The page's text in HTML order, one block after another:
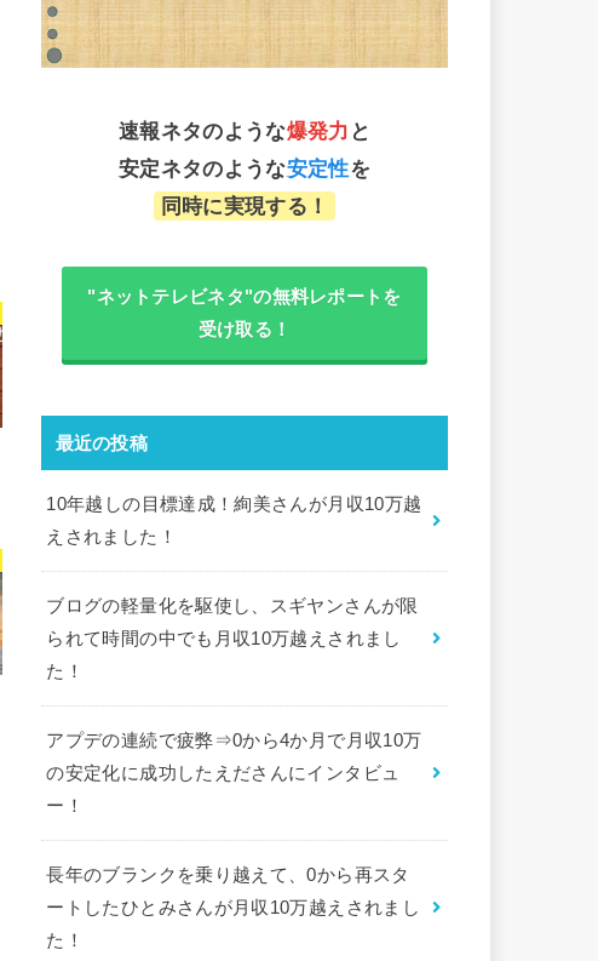
速報ネタのような爆発力 と
安定ネタのような安定性を
同時に実現する！
"ネットテレビネタ"の無料レポートを
受け取る！
最近の投稿
10年越しの目標達成！絢美さんが月収10万越
えされました！
ブログの軽量化を駆使し、スギヤンさんが限
られて時間の中でも月収10万越えされまし
た！
アプデの連続で疲弊⇒0から4か月で月収10万
の安定化に成功したえださんにインタビュ
ー！
長年のブランクを乗り越えて、0から再スタ
ートしたひとみさんが月収10万越えされまし
た！